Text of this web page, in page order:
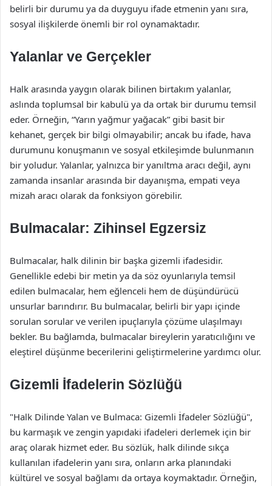
belirli bir durumu ya da duyguyu ifade etmenin yanı sıra,
sosyal ilişkilerde önemli bir rol oynamaktadır.
Yalanlar ve Gerçekler
Halk arasında yaygın olarak bilinen birtakım yalanlar,
aslında toplumsal bir kabulü ya da ortak bir durumu temsil
eder. Örneğin, “Yarın yağmur yağacak” gibi basit bir
kehanet, gerçek bir bilgi olmayabilir; ancak bu ifade, hava
durumunu konuşmanın ve sosyal etkileşimde bulunmanın
bir yoludur. Yalanlar, yalnızca bir yanıltma aracı değil, aynı
zamanda insanlar arasında bir dayanışma, empati veya
mizah aracı olarak da fonksiyon görebilir.
Bulmacalar: Zihinsel Egzersiz
Bulmacalar, halk dilinin bir başka gizemli ifadesidir.
Genellikle edebi bir metin ya da söz oyunlarıyla temsil
edilen bulmacalar, hem eğlenceli hem de düşündürücü
unsurlar barındırır. Bu bulmacalar, belirli bir yapı içinde
sorulan sorular ve verilen ipuçlarıyla çözüme ulaşılmayı
bekler. Bu bağlamda, bulmacalar bireylerin yaratıcılığını ve
eleştirel düşünme becerilerini geliştirmelerine yardımcı olur.
Gizemli İfadelerin Sözlüğü
"Halk Dilinde Yalan ve Bulmaca: Gizemli İfadeler Sözlüğü",
bu karmaşık ve zengin yapıdaki ifadeleri derlemek için bir
araç olarak hizmet eder. Bu sözlük, halk dilinde sıkça
kullanılan ifadelerin yanı sıra, onların arka planındaki
kültürel ve sosyal bağlamı da ortaya koymaktadır. Örneğin,